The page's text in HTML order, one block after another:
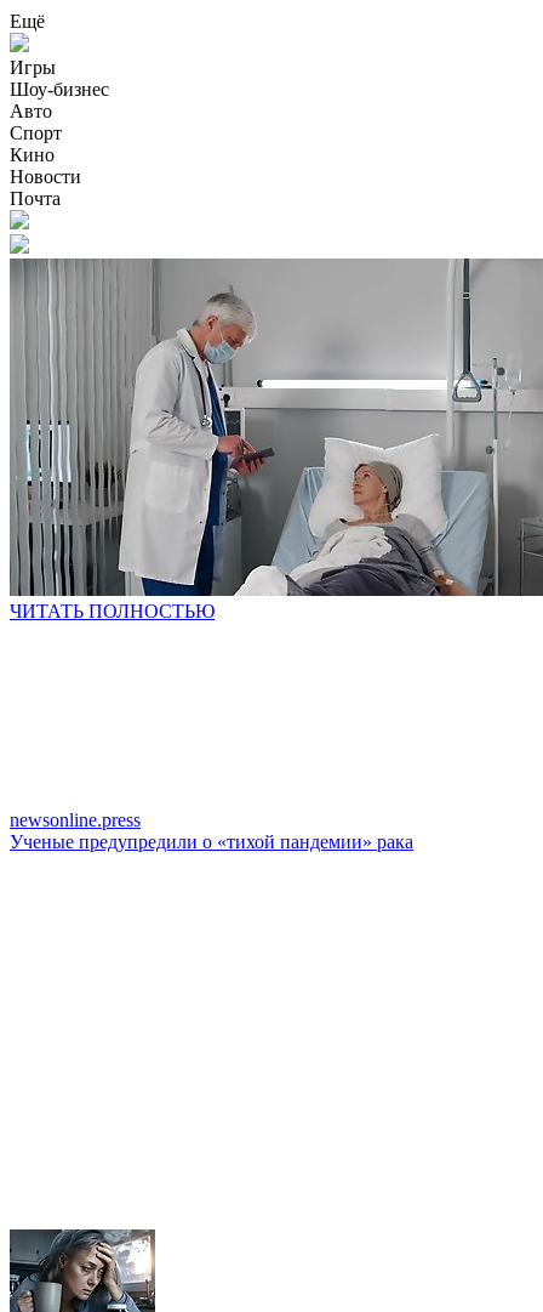
Ещё
Игры
Шоу-бизнес
Авто
Спорт
Кино
Новости
Почта
ЧИТАТЬ ПОЛНОСТЬЮ
newsonline.press
Ученые предупредили о «тихой пандемии» рака